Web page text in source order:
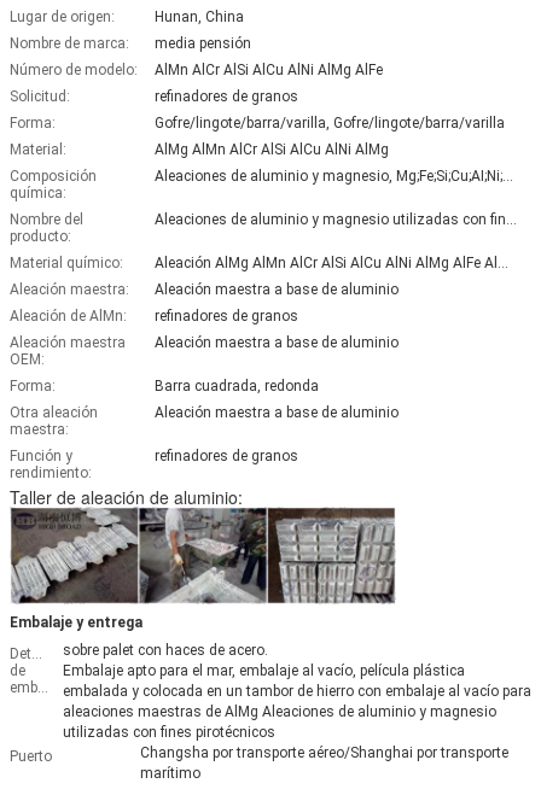
Lugar de origen:
Hunan, China
Nombre de marca:
media pensión
Número de modelo:
AlMn AlCr AlSi AlCu AlNi AlMg AlFe
Solicitud:
refinadores de granos
Forma:
Gofre/lingote/barra/varilla, Gofre/lingote/barra/varilla
Material:
AlMg AlMn AlCr AlSi AlCu AlNi AlMg
Composición
química:
Aleaciones de aluminio y magnesio, Mg;Fe;Si;Cu;AI;Ni;Mn;Al
Nombre del
producto:
Aleaciones de aluminio y magnesio utilizadas con fines pirotécnicos.
Material químico:
Aleación AlMg AlMn AlCr AlSi AlCu AlNi AlMg AlFe AlZn AlLi AlCa AlBi AlV
Aleación maestra:
Aleación maestra a base de aluminio
Aleación de AlMn:
refinadores de granos
Aleación maestra
OEM:
Aleación maestra a base de aluminio
Forma:
Barra cuadrada, redonda
Otra aleación
maestra:
Aleación maestra a base de aluminio
Función y
rendimiento:
refinadores de granos
Taller de aleación de aluminio:
Embalaje y entrega
Detalles
de
embalaje
sobre palet con haces de acero.
Embalaje apto para el mar, embalaje al vacío, película plástica
embalada y colocada en un tambor de hierro con embalaje al vacío para
aleaciones maestras de AlMg Aleaciones de aluminio y magnesio
utilizadas con fines pirotécnicos
Puerto
Changsha por transporte aéreo/Shanghai por transporte
marítimo